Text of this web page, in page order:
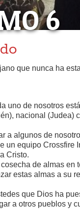
6
que nunca ha
uno de nosotros
nacional (Judea)
a algunos de
un equipo Crossfire
Cristo.
de almas en
estas almas a su
que Dios ha
a otros pueblos y